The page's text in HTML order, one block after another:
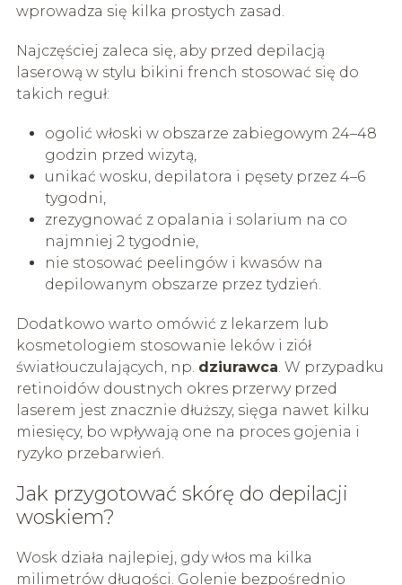
wprowadza się kilka prostych zasad.
Najczęściej zaleca się, aby przed depilacją
laserową w stylu bikini french stosować się do
takich reguł:
ogolić włoski w obszarze zabiegowym 24–48
godzin przed wizytą,
unikać wosku, depilatora i pęsety przez 4–6
tygodni,
zrezygnować z opalania i solarium na co
najmniej 2 tygodnie,
nie stosować peelingów i kwasów na
depilowanym obszarze przez tydzień.
Dodatkowo warto omówić z lekarzem lub
kosmetologiem stosowanie leków i ziół
światłouczulających, np. dziurawca. W przypadku
retinoidów doustnych okres przerwy przed
laserem jest znacznie dłuższy, sięga nawet kilku
miesięcy, bo wpływają one na proces gojenia i
ryzyko przebarwień.
Jak przygotować skórę do depilacji
woskiem?
Wosk działa najlepiej, gdy włos ma kilka
milimetrów długości. Golenie bezpośrednio